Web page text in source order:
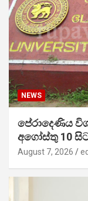
NEWS
පේරාදෙණිය
අගෝස්තු 10
August 7, 2026